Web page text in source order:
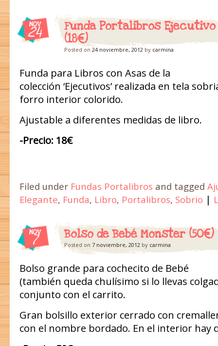
NOV
24
Funda Portalibros
(18€)
Posted on 24 noviembre, 2012 by carmina
Funda para Libros con Asas de la
colección ‘Ejecutivos’ realizada en tela
forro interior colorido.
Ajustable a diferentes medidas de libro.
-Precio: 18€
Filed under Fundas Portalibros and tagged
Elegante, Funda, Libro, Portalibros, Sobrio |
NOV
7 Bolso de Bebé Monster (50€)
Posted on 7 noviembre, 2012 by carmina
Bolso grande para cochecito de Bebé
(también queda chulísimo si lo llevas
conjunto con el carrito.
Gran bolsillo exterior cerrado con
con el nombre bordado. En el interior hay